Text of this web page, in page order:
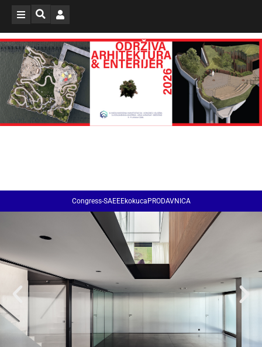
Congress-SAEEEkokucaPRODAVNICA